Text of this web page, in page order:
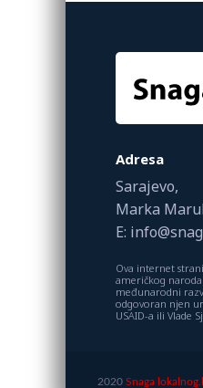
Adresa
Sarajevo,
Marka
E:
Ova internet
američkog
međunarodni
odgovoran njen
USAID-a ili Vlade
2020 Snaga